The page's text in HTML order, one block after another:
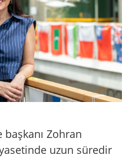
başkanı Zohran
uzun süredir